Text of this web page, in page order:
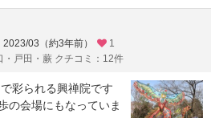
03（約3年前）
1
・戸田・蕨 クチコミ：12件
彩られる興禅院です
の会場にもなっていま